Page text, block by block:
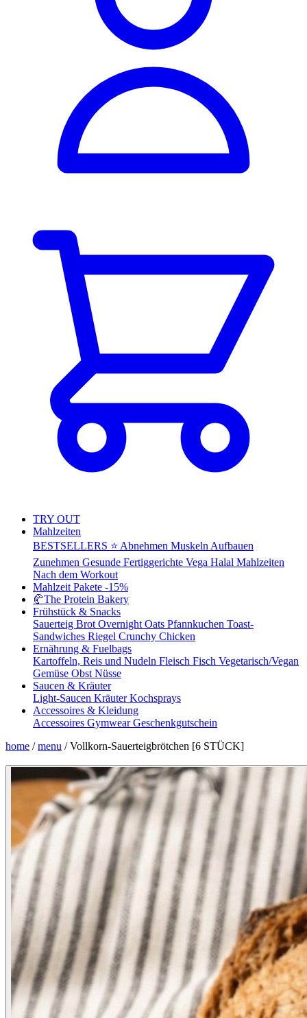
TRY OUT
Mahlzeiten
BESTSELLERS ⭐ Abnehmen Muskeln Aufbauen
Zunehmen Gesunde Fertiggerichte Vega Halal Mahlzeiten
Nach dem Workout
Mahlzeit Pakete -15%
🥐The Protein Bakery
Frühstück & Snacks
Sauerteig Brot Overnight Oats Pfannkuchen Toast-
Sandwiches Riegel Crunchy Chicken
Ernährung & Fuelbags
Kartoffeln, Reis und Nudeln Fleisch Fisch Vegetarisch/Vegan
Gemüse Obst Nüsse
Saucen & Kräuter
Light-Saucen KräuterKochsprays
Accessoires & Kleidung
Accessoires GymwearGeschenkgutschein
home / menu / Vollkorn-Sauerteigbrötchen [6 STÜCK]